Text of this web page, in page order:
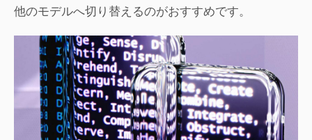
他のモデルへ切り替えるのがおすすめです。